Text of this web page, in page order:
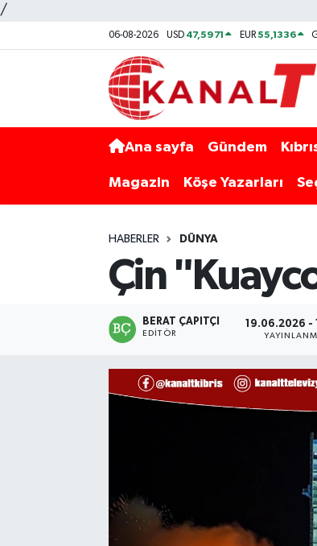
/
06-08-2026 USD 47,5971 EUR55,1336
Ana sayfa Gündem
Magazin Köşe Yazarları
HABERLER DÜNYA
Çin
BERAT ÇAPITÇI
EDITÖR
19.06.2026 -